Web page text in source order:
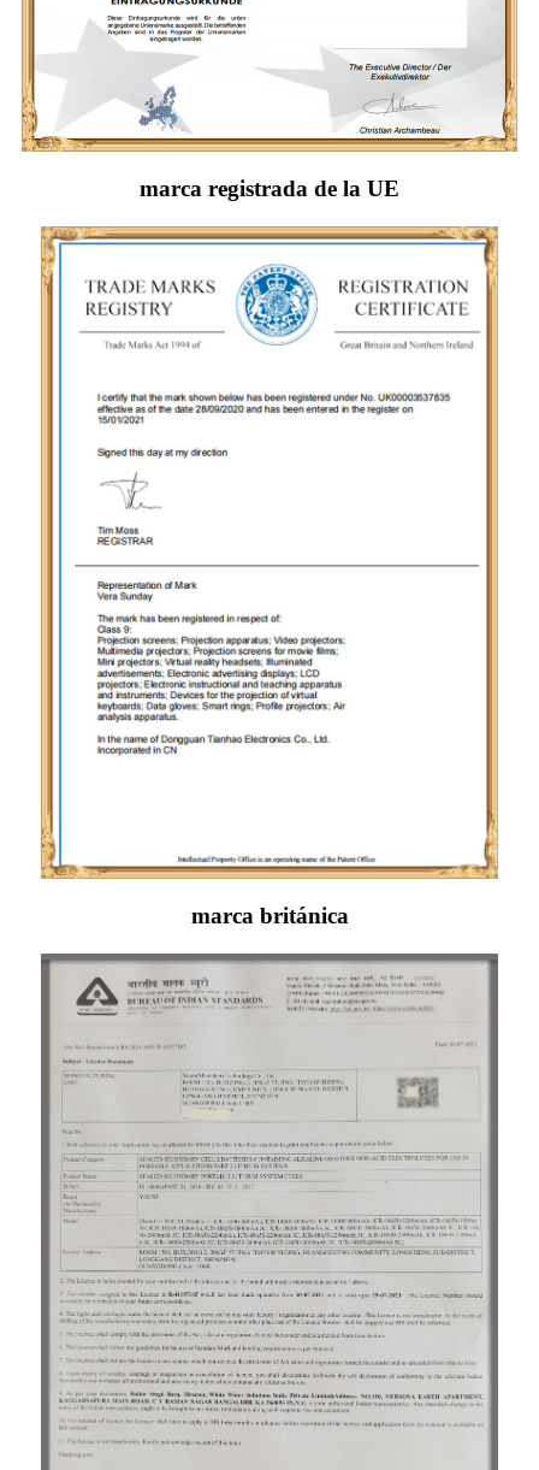
marca registrada de la UE
marca británica